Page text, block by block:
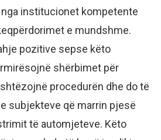
institucionet kompetente
e mundshme.
pozitive sepse këto
shërbimet për
procedurën dhe do të
subjekteve që marrin pjesë
të automjeteve. Këto